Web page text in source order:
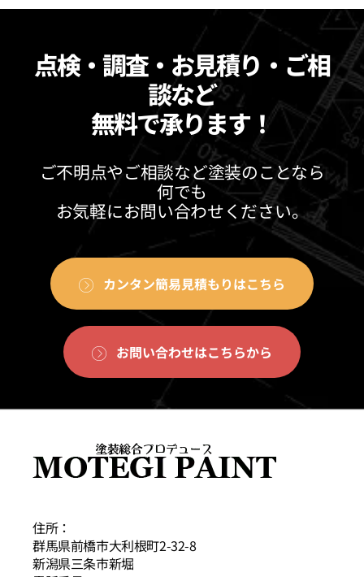
点検・調査・お見積り・ご相
談など
無料で承ります！
ご不明点やご相談など塗装のことなら
何でも
お気軽にお問い合わせください。
カンタン簡易見積もりはこちら
お問い合わせはこちらから
住所：
群馬県前橋市大利根町2-32-8
新潟県三条市新堀